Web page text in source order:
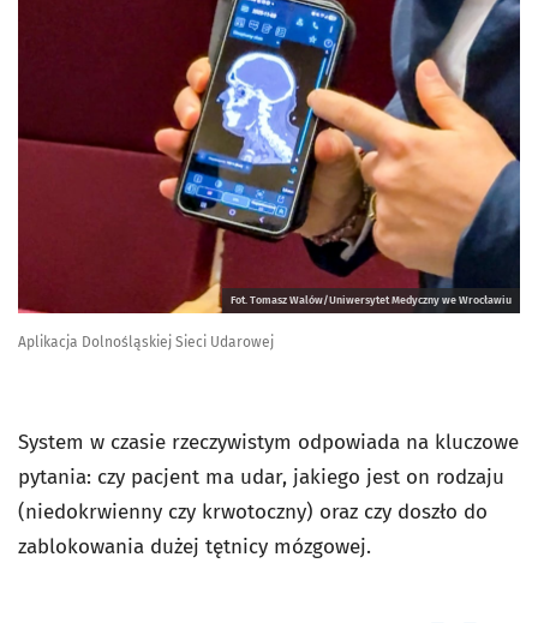
Fot. Tomasz Walów/Uniwersytet Medyczny we Wrocławiu
Aplikacja Dolnośląskiej Sieci Udarowej
System w czasie rzeczywistym odpowiada na kluczowe
pytania: czy pacjent ma udar, jakiego jest on rodzaju
(niedokrwienny czy krwotoczny) oraz czy doszło do
zablokowania dużej tętnicy mózgowej.